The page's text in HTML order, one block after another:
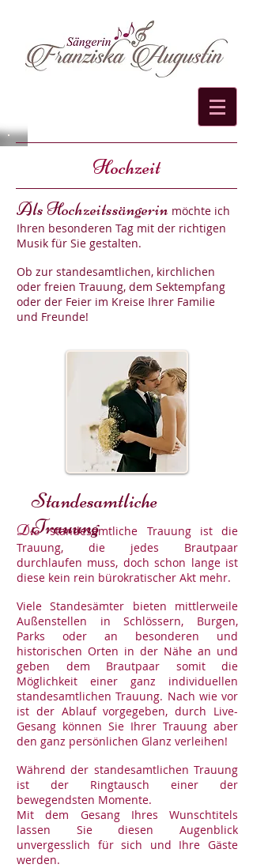
Hochzeit
Als Hochzeitssängerin möchte ich
Ihren besonderen Tag mit der richtigen
Musik für Sie gestalten.
Ob zur standesamtlichen, kirchlichen
oder freien Trauung, dem Sektempfang
oder der Feier im Kreise Ihrer Familie
und Freunde!
Die
standesamtliche Trauung ist die
Trauung, die jedes Brautpaar
durchlaufen muss, doch schon lange ist
diese kein rein bürokratischer Akt mehr.
Viele Standesämter bieten mittlerweile
Außenstellen in Schlössern, Burgen,
Parks oder an besonderen und
historischen Orten in der Nähe an und
geben dem Brautpaar somit die
Möglichkeit einer ganz individuellen
standesamtlichen Trauung. Nach wie vor
ist der Ablauf vorgegeben, durch Live-
Gesang können Sie Ihrer Trauung aber
den ganz persönlichen Glanz verleihen!
Während der standesamtlichen Trauung
ist der Ringtausch einer der
bewegendsten Momente.
Mit dem Gesang Ihres Wunschtitels
lassen Sie diesen Augenblick
unvergesslich für sich und Ihre Gäste
werden.
Standesamtliche
Trauung